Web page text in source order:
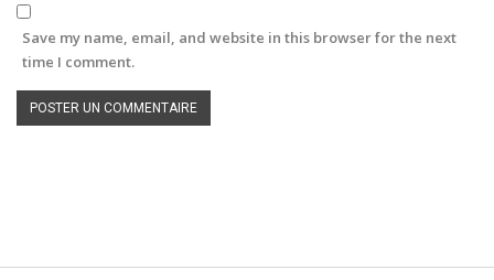
Save my name, email, and website in this browser for the next
time I comment.